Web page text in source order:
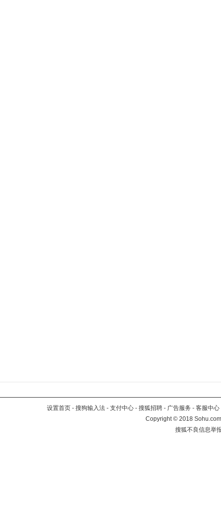
设置首页 - 搜狗输入法 - 支付中心 - 搜狐招聘 - 广告服务 - 客服中心
Copyright©2018
搜狐不良信息举